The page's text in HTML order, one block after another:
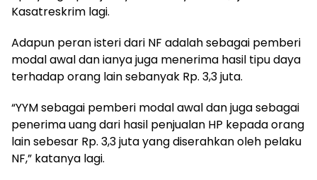
Kasatreskrim lagi.
Adapun peran isteri dari NF adalah sebagai pemberi
modal awal dan ianya juga menerima hasil tipu daya
terhadap orang lain sebanyak Rp. 3,3 juta.
“YYM sebagai pemberi modal awal dan juga sebagai
penerima uang dari hasil penjualan HP kepada orang
lain sebesar Rp. 3,3 juta yang diserahkan oleh pelaku
NF,” katanya lagi.